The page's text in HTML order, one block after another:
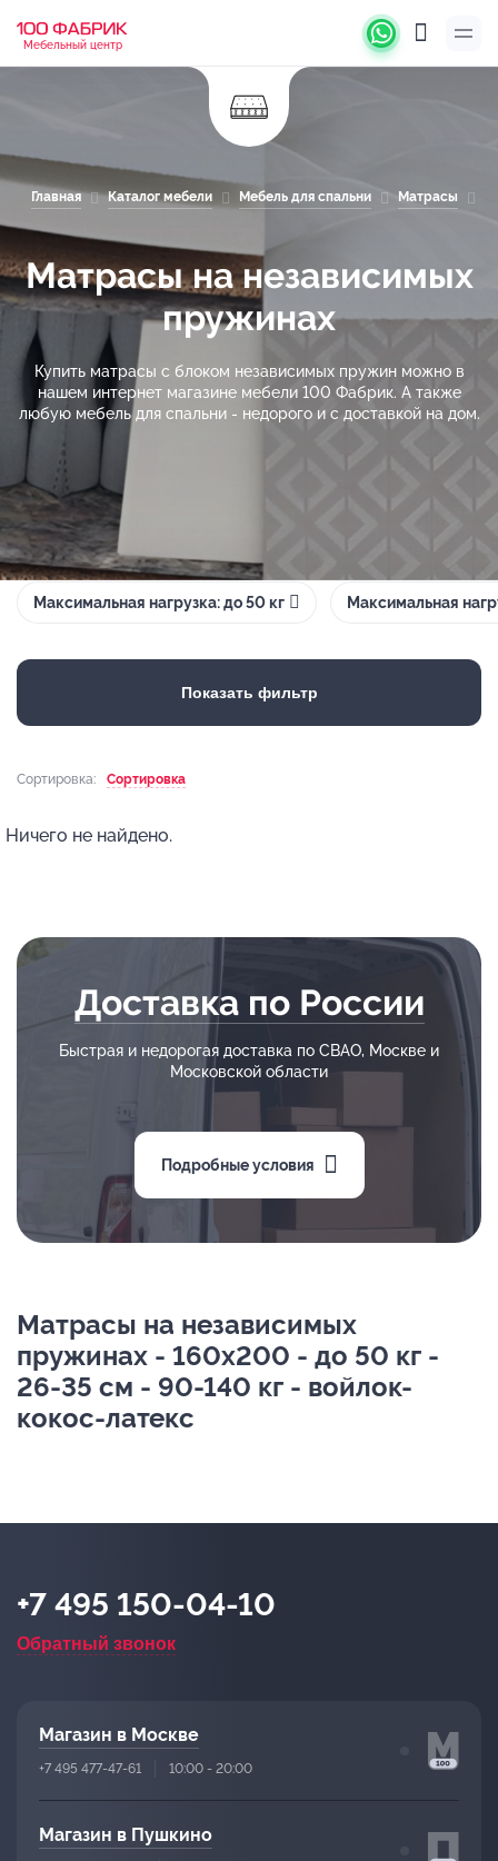
Мебельный центр
Главная Каталог мебели Мебель для спальни Матрасы
Матрасы на независимых
пружинах
Купить матрасы с блоком независимых пружин можно в
нашем интернет магазине мебели 100 Фабрик. А также
любую мебель для спальни - недорого и с доставкой на дом.
Максимальная нагрузка: до 50 кг Максимальная
Показать фильтр
Сортировка: Сортировка
Ничего не найдено.
Доставка по России
Быстрая и недорогая доставка по СВАО, Москве и
Московской области
Подробные условия
Матрасы на независимых
пружинах - 160х200 - до 50 кг -
26-35 см - 90-140 кг - войлок-
кокос-латекс
+7 495 150-04-10
Обратный звонок
Магазин в Москве
+7 495 477-47-61 10:00 - 20:00
Магазин в Пушкино